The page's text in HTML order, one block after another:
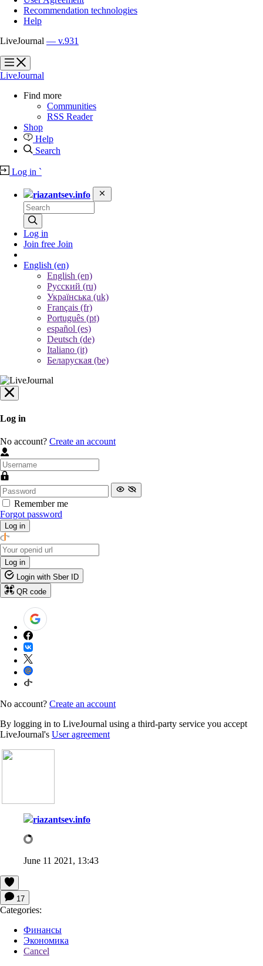
Recommendation technologies
Help
LiveJournal — v.931
?
?
LiveJournal
Find more
Communities
RSS Reader
Shop
Help
Search
Log in `
riazantsev.info
Log in
Join free Join
English (en)
English (en)
Русский (ru)
Українська (uk)
Français (fr)
Português (pt)
español (es)
Deutsch (de)
Italiano (it)
Беларуская (be)
Log in
No account? Create an account
Remember me
Forgot password
Log in
Log in
Login with Sber ID
QR code
No account? Create an account
By logging in to LiveJournal using a third-party service you accept
LiveJournal's User agreement
riazantsev.info
June 11 2021, 13:43
17
Categories:
Финансы
Экономика
Cancel